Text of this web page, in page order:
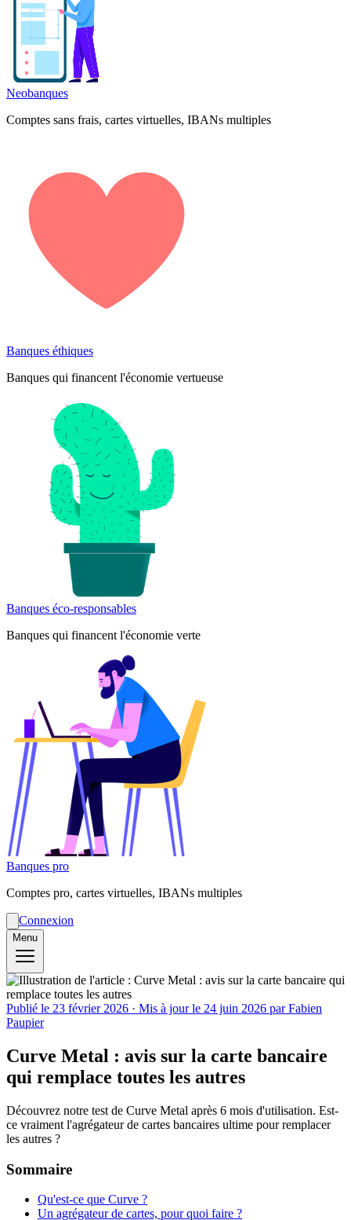
Neobanques
Comptes sans frais, cartes virtuelles, IBANs multiples
Banques éthiques
Banques qui financent l'économie vertueuse
Banques éco-responsables
Banques qui financent l'économie verte
Banques pro
Comptes pro, cartes virtuelles, IBANs multiples
Connexion
Menu
Publié le 23 février 2026 · Mis à jour le 24 juin 2026 par Fabien
Paupier
Curve Metal : avis sur la carte bancaire
qui remplace toutes les autres
Découvrez notre test de Curve Metal après 6 mois d'utilisation. Est-
ce vraiment l'agrégateur de cartes bancaires ultime pour remplacer
les autres ?
Sommaire
Qu'est-ce que Curve ?
Un agrégateur de cartes, pour quoi faire ?